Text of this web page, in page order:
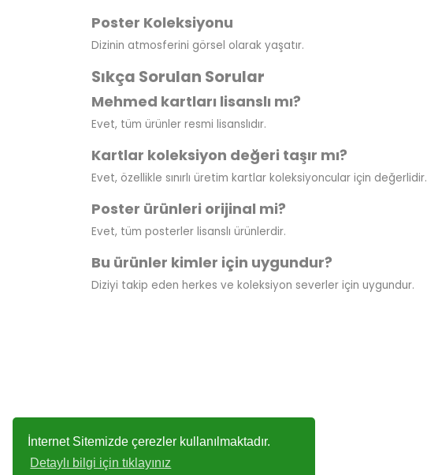
İnternet Sitemizde çerezler kullanılmaktadır.
Detaylı bilgi için tıklayınız
Poster Koleksiyonu
Dizinin atmosferini görsel olarak yaşatır.
Sıkça Sorulan Sorular
Mehmed kartları lisanslı mı?
Evet, tüm ürünler resmi lisanslıdır.
Kartlar koleksiyon değeri taşır mı?
Evet, özellikle sınırlı üretim kartlar koleksiyoncular için değerlidir.
Poster ürünleri orijinal mi?
Evet, tüm posterler lisanslı ürünlerdir.
Bu ürünler kimler için uygundur?
Diziyi takip eden herkes ve koleksiyon severler için uygundur.